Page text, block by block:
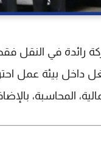
داخل بيئة عمل
المحاسبة،